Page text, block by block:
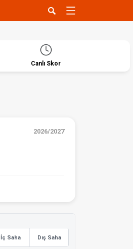
Canlı Skor
2026/2027
İç Saha Dış Saha